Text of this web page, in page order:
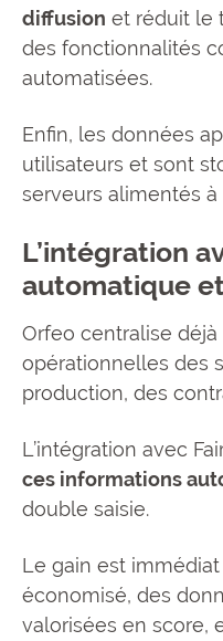
diffusion et réduit le
des fonctionnalités
automatisées.
Enfin, les données
utilisateurs et sont
serveurs alimentés à
L’intégration
automatique
Orfeo centralise
opérationnelles des
production, des
L’intégration avec
ces informations
double saisie.
Le gain est
économisé, des
valorisées en score,